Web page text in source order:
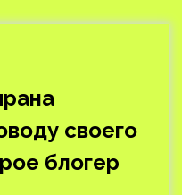
своего
блогер